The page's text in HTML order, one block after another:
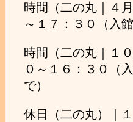
時間（二の丸｜４
～１７：３０（入
時間（二の丸｜１
０～１６：３０（
で）
休日（二の丸）｜